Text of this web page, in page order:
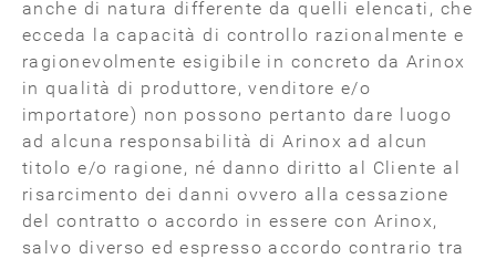
anche di natura differente da quelli elencati, che
ecceda la capacità di controllo razionalmente e
ragionevolmente esigibile in concreto da Arinox
in qualità di produttore, venditore e/o
importatore) non possono pertanto dare luogo
ad alcuna responsabilità di Arinox ad alcun
titolo e/o ragione, né danno diritto al Cliente al
risarcimento dei danni ovvero alla cessazione
del contratto o accordo in essere con Arinox,
salvo diverso ed espresso accordo contrario tra